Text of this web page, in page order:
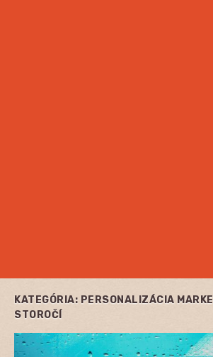
KATEGÓRIA: PERSONALIZÁCIA
STOROČÍ